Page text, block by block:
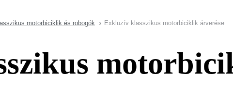
motorbiciklik és robogók Exkluzív klasszikus motorbiciklik árverése